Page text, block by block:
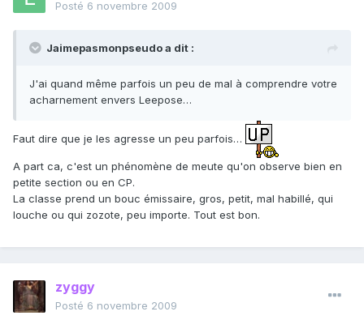
Posté 6 novembre 2009
Jaimepasmonpseudo a dit :
J'ai quand même parfois un peu de mal à comprendre votre
acharnement envers Leepose…
Faut dire que je les agresse un peu parfois…
A part ca, c'est un phénomène de meute qu'on observe bien en
petite section ou en CP.
La classe prend un bouc émissaire, gros, petit, mal habillé, qui
louche ou qui zozote, peu importe. Tout est bon.
zyggy
Posté 6 novembre 2009